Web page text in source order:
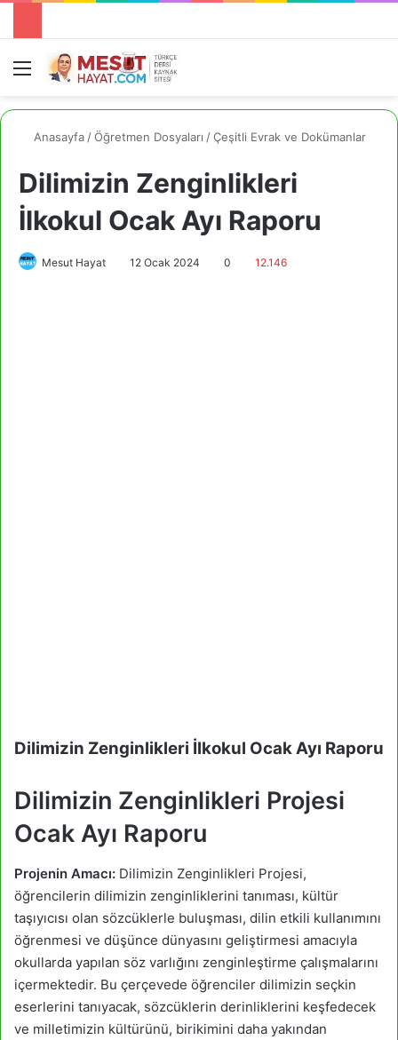
Menü
Anasayfa /Öğretmen Dosyaları /Çeşitli Evrak ve Dokümanlar
Dilimizin Zenginlikleri
İlkokul Ocak Ayı Raporu
Mesut Hayat 12 Ocak 2024 0 12.146
Dilimizin Zenginlikleri İlkokul Ocak Ayı Raporu
Dilimizin Zenginlikleri Projesi
Ocak Ayı Raporu
Projenin Amacı: Dilimizin Zenginlikleri Projesi,
öğrencilerin dilimizin zenginliklerini tanıması, kültür
taşıyıcısı olan sözcüklerle buluşması, dilin etkili kullanımını
öğrenmesi ve düşünce dünyasını geliştirmesi amacıyla
okullarda yapılan söz varlığını zenginleştirme çalışmalarını
içermektedir. Bu çerçevede öğrenciler dilimizin seçkin
eserlerini tanıyacak, sözcüklerin derinliklerini keşfedecek
ve milletimizin kültürünü, birikimini daha yakından